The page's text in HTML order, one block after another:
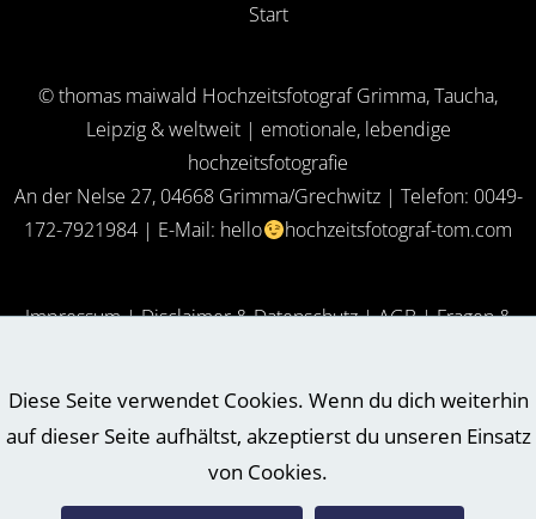
Start
© thomas maiwald Hochzeitsfotograf Grimma, Taucha,
Leipzig & weltweit | emotionale, lebendige
hochzeitsfotografie
An der Nelse 27, 04668 Grimma/Grechwitz | Telefon: 0049-
172-7921984 | E-Mail: hello hochzeitsfotograf-tom.com
Impressum|Disclaimer & Datenschutz​ |AGB|Fragen &
Hochzeitsfotograf in Jena
Hochzeitsfotograf in Freital
Hochzeitsfotograf in Leipzig
Diese Seite verwendet Cookies. Wenn du dich weiterhin
auf dieser Seite aufhältst, akzeptierst du unseren Einsatz
von Cookies.